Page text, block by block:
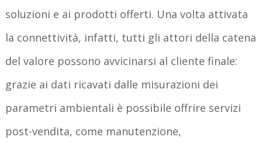
soluzioni e ai prodotti offerti. Una volta attivata
la connettività, infatti, tutti gli attori della catena
del valore possono avvicinarsi al cliente finale:
grazie ai dati ricavati dalle misurazioni dei
parametri ambientali è possibile offrire servizi
post-vendita, come manutenzione,